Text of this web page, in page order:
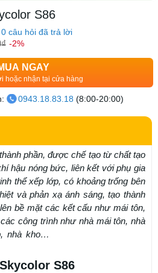
S86
0 câu hỏi đã trả lời
-2%
NGAY
hoặc nhận tại cửa hàng
0943.18.83.18 (8:00-20:00)
phần, được chế tạo từ chất tạo
hậu nóng bức, liên kết với phụ gia
thể xếp lớp, có khoảng trống bên
và phản xạ ánh sáng, tạo thành
bề mặt các kết cấu như mái tôn,
công trình như nhà mái tôn, nhà
nhà kho…
S86